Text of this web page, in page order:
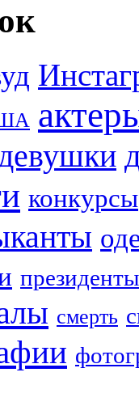
конкурсы
президенты
смерть